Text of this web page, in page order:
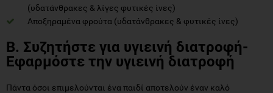
(υδατάνθρακες & λίγες φυτικές ίνες)
Αποξηραμένα φρούτα (υδατάνθρακες & φυτικές ίνες)
Β. Συζητήστε για υγιεινή διατροφή-
Εφαρμόστε την υγιεινή διατροφή
Πάντα όσοι επιμελούνται ένα παιδί αποτελούν έναν καλό